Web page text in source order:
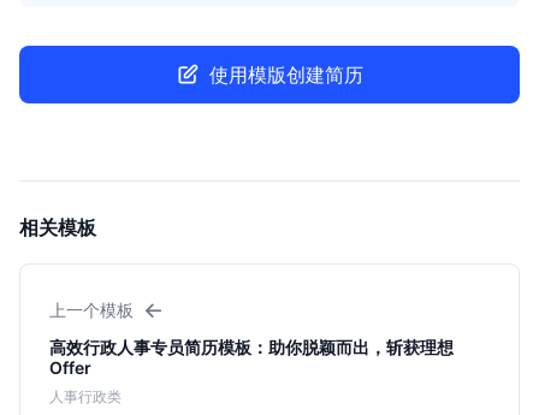
使用模版创建简历
相关模板
上一个模板 ←
高效行政人事专员简历模板：助你脱颖而出，斩获理想
Offer
人事行政类